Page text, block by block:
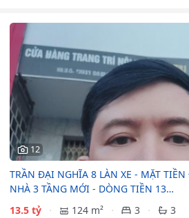
12
TRẦN ĐẠI NGHĨA 8 LÀN XE - MẶT
NHÀ 3 TẦNG MỚI - DÒNG TIỀN 13…
13.5 tỷ
124 m² 3
3